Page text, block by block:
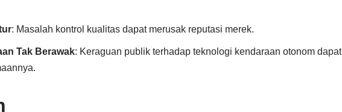
: Masalah kontrol kualitas dapat merusak reputasi merek.
Tak Berawak: Keraguan publik terhadap teknologi kendaraan otonom dapat